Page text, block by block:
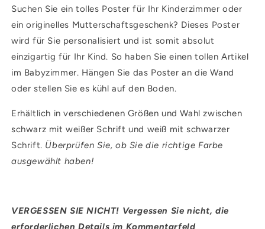
Suchen Sie ein tolles Poster für Ihr Kinderzimmer oder
ein originelles Mutterschaftsgeschenk? Dieses Poster
wird für Sie personalisiert und ist somit absolut
einzigartig für Ihr Kind. So haben Sie einen tollen Artikel
im Babyzimmer. Hängen Sie das Poster an die Wand
oder stellen Sie es kühl auf den Boden.
Erhältlich in verschiedenen Größen und Wahl zwischen
schwarz mit weißer Schrift und weiß mit schwarzer
Schrift. Überprüfen Sie, ob Sie die richtige Farbe
ausgewählt haben!
VERGESSEN SIE NICHT! Vergessen Sie nicht, die
erforderlichen Details im Kommentarfeld